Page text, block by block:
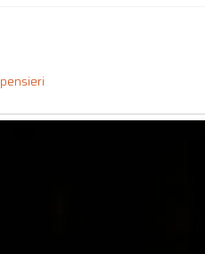
pensieri